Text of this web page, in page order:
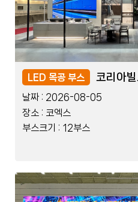
LED 블럭 부스
날짜 : 2026-07-17
장소 : 킨텍스
부스크기 : 10부스
LED 목공 부스
날짜 : 2026-08-05
장소 : 코엑스
부스크기 : 12부스
LED 블럭 부스
날짜 : 2026-07-17
장소 : 킨텍스
부스크기 : 10부스
LED 목공 부스
날짜 : 2026-08-05
장소 : 코엑스
부스크기 : 12부스